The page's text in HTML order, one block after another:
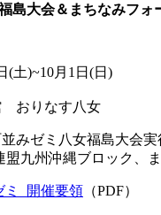
島大会＆まちなみフォ
(土)~10月1日(日)
おりなす八女
みゼミ八女福島大会実
盟九州沖縄ブロック、
ミ_開催要領 （PDF）